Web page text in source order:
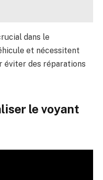
dans le
et nécessitent
éviter des réparations
le voyant